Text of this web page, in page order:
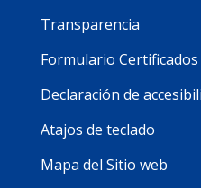
Transparencia
Formulario
Declaración de
Atajos de teclado
Mapa del Sitio web